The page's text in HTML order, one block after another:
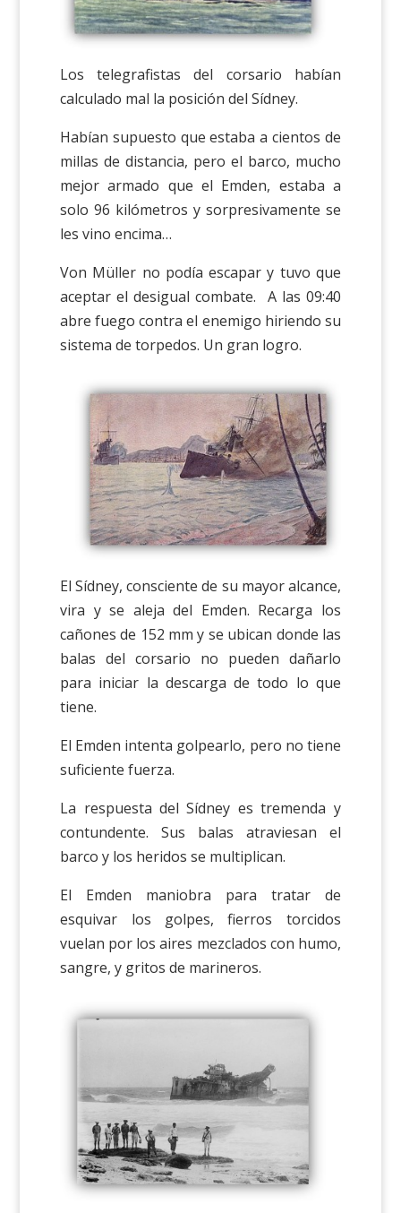
Los telegrafistas del corsario habían
calculado mal la posición del Sídney.
Habían supuesto que estaba a cientos de
millas de distancia, pero el barco, mucho
mejor armado que el Emden, estaba a
solo 96 kilómetros y sorpresivamente se
les vino encima…
Von Müller no podía escapar y tuvo que
aceptar el desigual combate. A las 09:40
abre fuego contra el enemigo hiriendo su
sistema de torpedos. Un gran logro.
El Sídney, consciente de su mayor alcance,
vira y se aleja del Emden. Recarga los
cañones de 152 mm y se ubican donde las
balas del corsario no pueden dañarlo
para iniciar la descarga de todo lo que
tiene.
El Emden intenta golpearlo, pero no tiene
suficiente fuerza.
La respuesta del Sídney es tremenda y
contundente. Sus balas atraviesan el
barco y los heridos se multiplican.
El Emden maniobra para tratar de
esquivar los golpes, fierros torcidos
vuelan por los aires mezclados con humo,
sangre, y gritos de marineros.